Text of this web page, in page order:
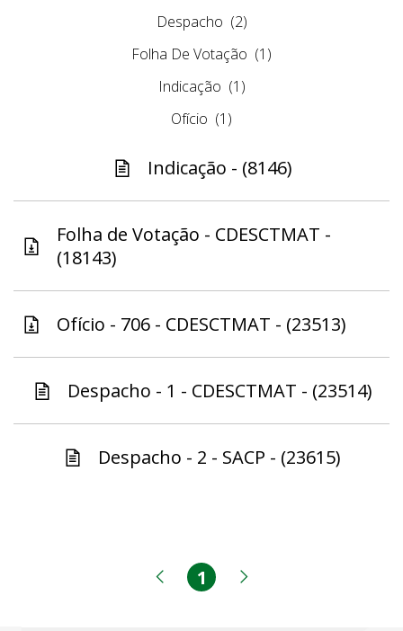
Despacho (2)
Folha De Votação (1)
Indicação (1)
Ofício (1)
Indicação - (8146)
Folha de Votação - CDESCTMAT -
(18143)
Ofício - 706 - CDESCTMAT - (23513)
Despacho - 1 - CDESCTMAT - (23514)
Despacho - 2 - SACP - (23615)
Página anterior
Página
1